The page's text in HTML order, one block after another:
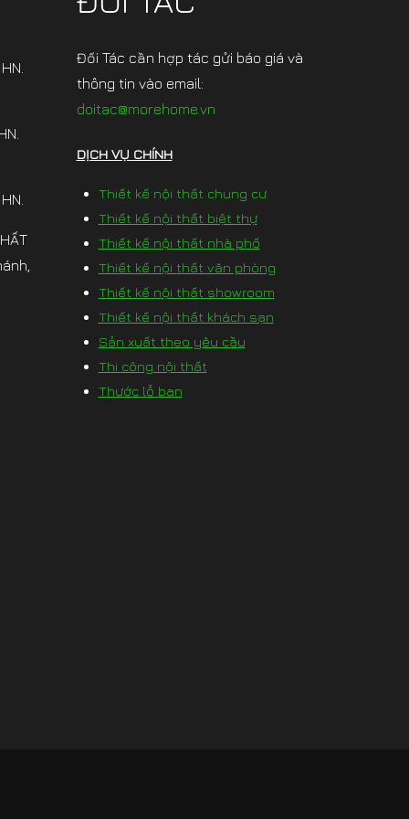
Đối Tác cần hợp tác gửi báo giá và
thông tin vào email:
doitac@morehome.vn
DỊCH VỤ CHÍNH
Thiết kế nội thất chung cư
Thiết kế nội thất biệt thự
Thiết kế nội thất nhà phố
Thiết kế nội thất văn phòng
Thiết kế nội thất showroom
Thiết kế nội thất khách sạn
Sản xuất theo yêu cầu
Thi công nội thất
Thước lỗ ban